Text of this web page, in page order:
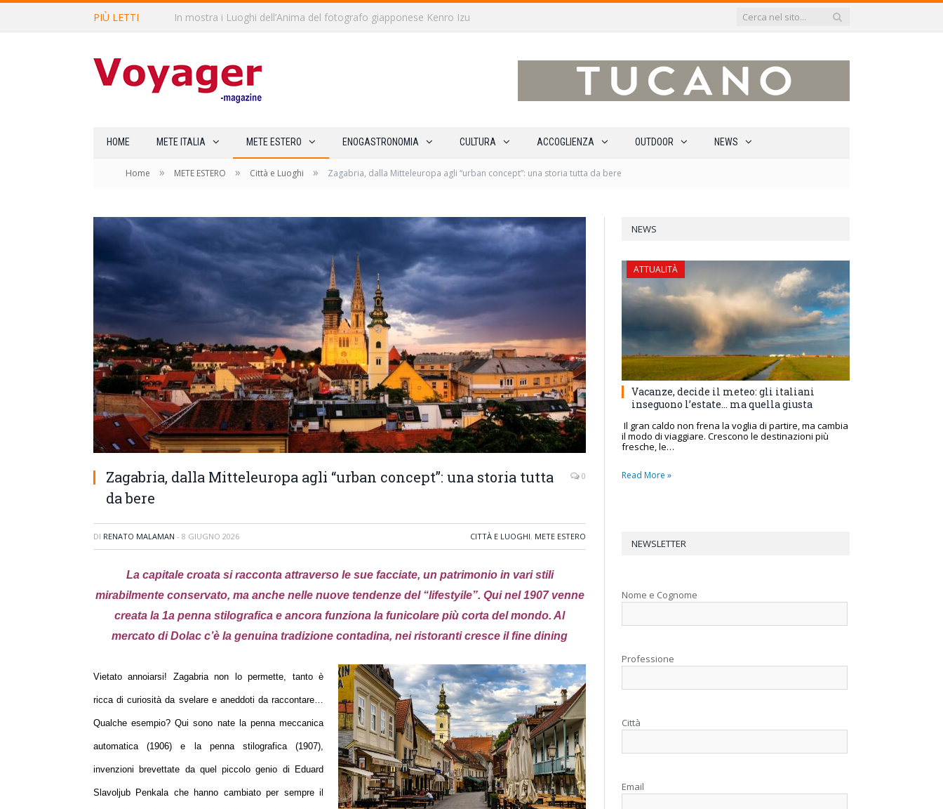
PIÙ LETTI L’Oltrepò pavese si valorizza attraverso 15 percorsi enoturistici
HOME METE ITALIA METE ESTERO ENOGASTRONOMIA CULTURA ACCOGLIENZA OUTDOOR NEWS
Home » METE ESTERO » Città e Luoghi » Zagabria, dalla Mitteleuropa agli “urban concept”: una storia tutta da bere
Zagabria, dalla Mitteleuropa agli “urban concept”: una storia tutta
da bere
0
DI RENATO MALAMAN - 8 GIUGNO 2026 CITTÀ E LUOGHI, METE ESTERO
La capitale croata si racconta attraverso le sue facciate, un patrimonio in vari stili
mirabilmente conservato, ma anche nelle nuove tendenze del “lifestyile”. Qui nel 1907 venne
creata la 1a penna stilografica e ancora funziona la funicolare più corta del mondo. Al
mercato di Dolac c’è la genuina tradizione contadina, nei ristoranti cresce il fine dining
Vietato annoiarsi! Zagabria non lo permette, tanto è
ricca di curiosità da svelare e aneddoti da raccontare…
Qualche esempio? Qui sono nate la penna meccanica
automatica (1906) e la penna stilografica (1907),
invenzioni brevettate da quel piccolo genio di Eduard
Slavoljub Penkala che hanno cambiato per sempre il
NEWS
ATTUALITÀ
Vacanze, decide il meteo: gli italiani
inseguono l’estate… ma quella giusta
Il gran caldo non frena la voglia di partire, ma cambia
il modo di viaggiare. Crescono le destinazioni più
fresche, le…
Read More »
NEWSLETTER
Nome e Cognome
Professione
Città
Email